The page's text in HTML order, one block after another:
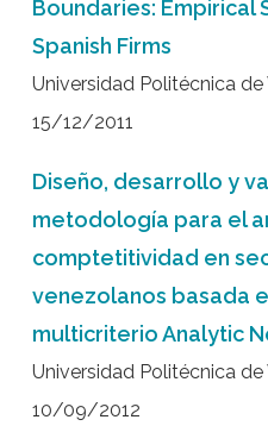
Boundaries: Empirical
Spanish Firms
Universidad Politécnica de
15/12/2011
Diseño, desarrollo y
metodología para el
comptetitividad en
venezolanos basada
multicriterio Analytic
Universidad Politécnica de
10/09/2012